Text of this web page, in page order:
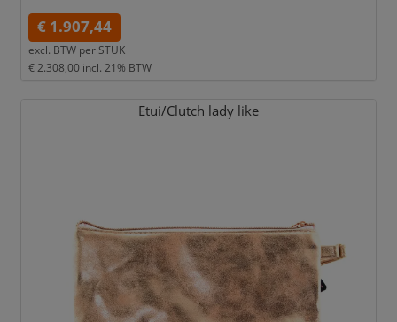
€ 1.907,44
excl. BTW per STUK
€ 2.308,00 incl. 21% BTW
Etui/Clutch lady like